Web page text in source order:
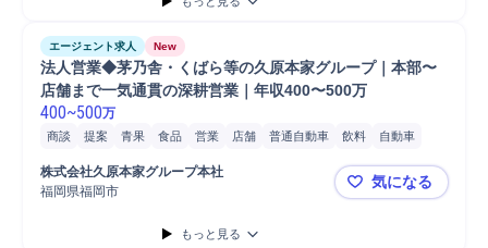
エージェント求人 New
法人営業◆茅乃舎・くばら等の久原本家グループ｜本部〜
店舗まで一気通貫の深耕営業｜年収400〜500万
400~500万
商談 提案 青果 食品 営業 店舗 普通自動車 飲料
自動車
自動車/輸送機器
受発注対応
株式会社久原本家グループ本社
福岡県福岡市
法人営業◆
気になる
もっと見る